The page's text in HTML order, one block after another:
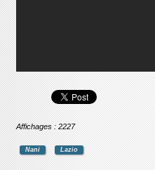
Affichages : 2227
Nani Lazio